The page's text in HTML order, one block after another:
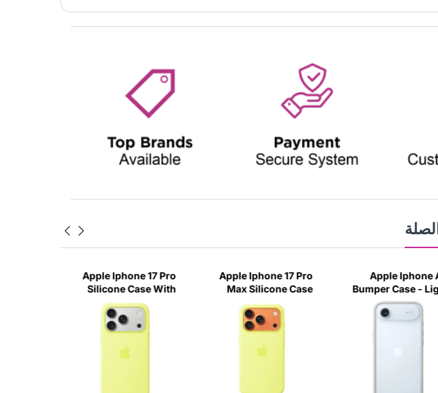
Apple Iphone
Bumper Case -
Apple Iphone 17 Pro
Max Silicone Case
With Magsafe - Neon
Yellow
Apple Iphone 17 Pro
Silicone Case With
Magsafe - Neon